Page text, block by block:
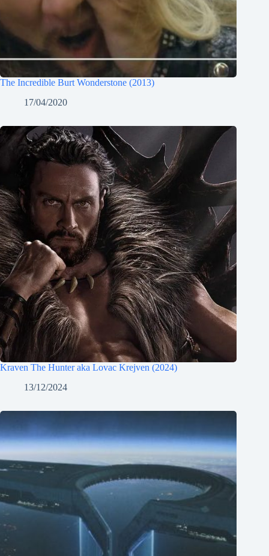
The Incredible Burt Wonderstone (2013)
17/04/2020
Kraven The Hunter aka Lovac Krejven (2024)
13/12/2024